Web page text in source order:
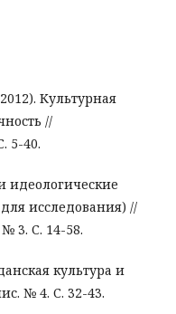
Культурная
//
5-40.
идеологические
исследования) //
3. С. 14-58.
культура и
№ 4. С. 32-43.